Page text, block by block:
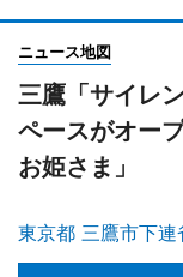
ニュース地図
三鷹「サイレ
ペースがオー
お姫さま」
東京都 三鷹市下